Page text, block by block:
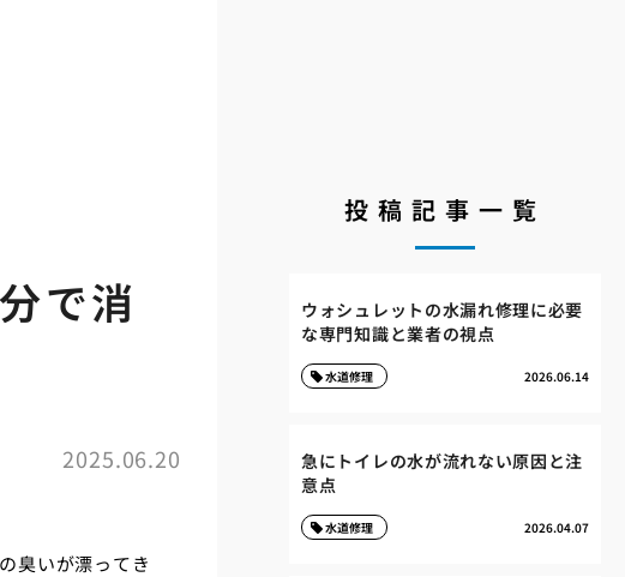
で消
2025.06.20
臭いが漂ってき
投稿記事一覧
ウォシュレットの水漏れ修理に必要
な専門知識と業者の視点
2026.06.14
水道修理
急にトイレの水が流れない原因と注
意点
2026.04.07
水道修理